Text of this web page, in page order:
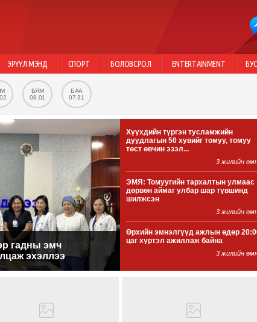
ЭРҮҮЛ МЭНД СПОРТ БОЛОВСРОЛ ENTERTAINMENT
БЯМ
08.01
БАА
07.31
гадны эмч
эхэллээ
Хүүхдийн түргэн тусламжийн
дуудлагын 50 хувийг томуу, томуу
төст өвчин эзэл...
3 жилийн
ЭМЯ: Томуугийн тархалтын улмаас
дөрвөн аймаг улбар шар түвшинд
шилжсэн
3 жилийн
Өрхийн эмнэлгүүд ажлын өдөр
цаг хүртэл ажиллаж байна
3 жилийн